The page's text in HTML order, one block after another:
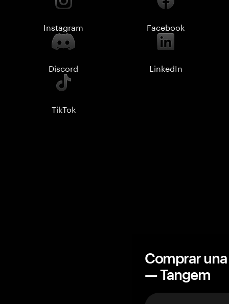
Instagram Facebook
Discord LinkedIn
TikTok
Comprar
— Tangem